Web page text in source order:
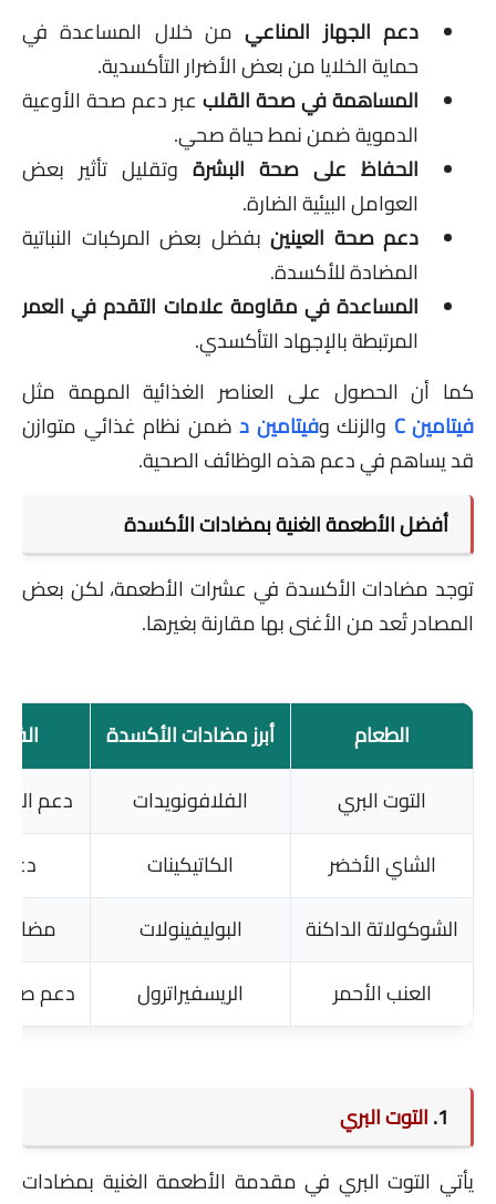
دعم الجهاز المناعيمن خلال المساعدة في
حماية الخلايا من بعض الأضرار التأكسدية.
المساهمة في صحة القلبعبر دعم صحة الأوعية
الدموية ضمن نمط حياة صحي.
الحفاظ على صحة البشرة وتقليل تأثير بعض
العوامل البيئية الضارة.
دعم صحة العينين بفضل بعض المركبات النباتية
المضادة للأكسدة.
المساعدة في مقاومة علامات التقدم في العمر
المرتبطة بالإجهاد التأكسدي.
كما أن الحصول على العناصر الغذائية المهمة مثل
فيتامين C والزنك وفيتامين د ضمن نظام غذائي متوازن
قد يساهم في دعم هذه الوظائف الصحية.
أفضل الأطعمة الغنية بمضادات الأكسدة
توجد مضادات الأكسدة في عشرات الأطعمة، لكن بعض
المصادر تُعد من الأغنى بها مقارنة بغيرها.
الطعام أبرز مضادات الأكسدة
التوت البري
الفلافونويدات
دعم
الشاي الأخضر
الكاتيكينات
الشوكولاتة الداكنة
البوليفينولات
العنب الأحمر
الريسفيراترول دعم صحة
1. التوت البري
يأتي التوت البري في مقدمة الأطعمة الغنية بمضادات